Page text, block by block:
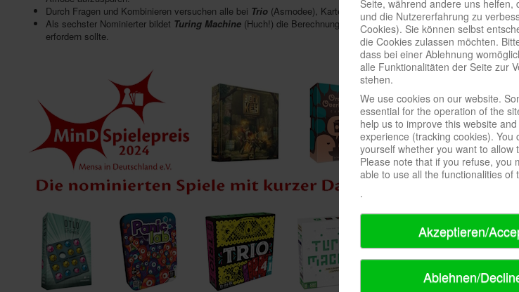
Durch Fragen und Kombinieren versuchen alle bei Trio (Asmodee), Karten-Trios mit gleichen Zahlen zu sammeln.
Als sechster Nominierter bildet Turing Machine (Huch!) die Berechnung eines dreistelligen Codes durch den Ur-
erfordern sollte.
Seite, während andere uns helfen,
und die Nutzererfahrung zu
Cookies). Sie können selbst
die Cookies zulassen möchten.
dass bei einer Ablehnung
alle Funktionalitäten der Seite zur
stehen.
We use cookies on our website.
essential for the operation of the
help us to improve this website
experience (tracking cookies). You
yourself whether you want to allow
Please note that if you refuse, you
able to use all the functionalities of
.
Akzeptieren/
Ablehnen/